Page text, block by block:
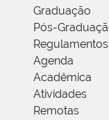
Graduação
Pós-
Regulamentos
Agenda
Acadêmica
Atividades
Remotas